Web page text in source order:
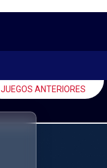
JUEGOS ANTERIORES